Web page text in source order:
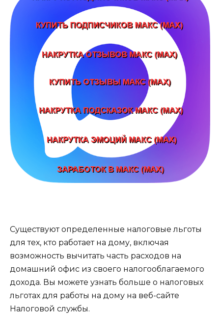
Существуют определенные налоговые льготы
для тех, кто работает на дому, включая
возможность вычитать часть расходов на
домашний офис из своего налогооблагаемого
дохода. Вы можете узнать больше о налоговых
льготах для работы на дому на веб-сайте
Налоговой службы.